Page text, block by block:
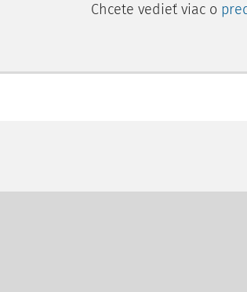
Chcete vedieť viac o